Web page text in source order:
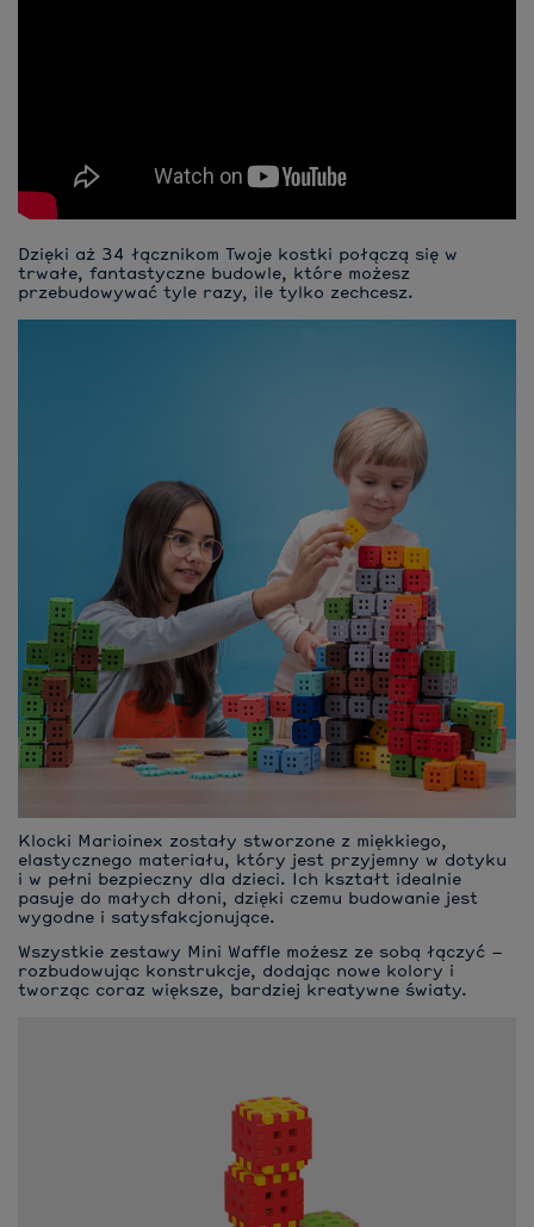
Dzięki aż 34 łącznikom Twoje kostki połączą się w
trwałe, fantastyczne budowle, które możesz
przebudowywać tyle razy, ile tylko zechcesz.
Klocki Marioinex zostały stworzone z miękkiego,
elastycznego materiału, który jest przyjemny w dotyku
i w pełni bezpieczny dla dzieci. Ich kształt idealnie
pasuje do małych dłoni, dzięki czemu budowanie jest
wygodne i satysfakcjonujące.
Wszystkie zestawy Mini Waffle możesz ze sobą łączyć –
rozbudowując konstrukcje, dodając nowe kolory i
tworząc coraz większe, bardziej kreatywne światy.